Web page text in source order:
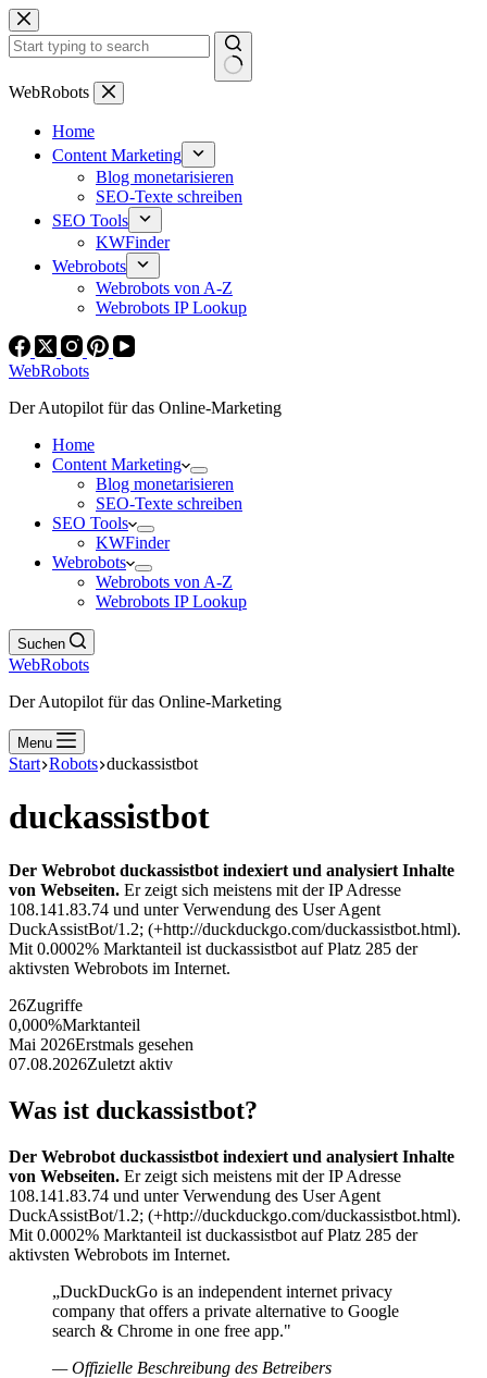
Zum
Inhalt
springen
Keine
WebRobots
Home
Content Marketing
Blog monetarisieren
SEO-Texte schreiben
SEO Tools
KWFinder
Webrobots
Webrobots von A-Z
Webrobots IP Lookup
WebRobots
Der Autopilot für das Online-Marketing
Home
Content Marketing
Blog monetarisieren
SEO-Texte schreiben
SEO Tools
KWFinder
Webrobots
Webrobots von A-Z
Webrobots IP Lookup
Suchen
WebRobots
Der Autopilot für das Online-Marketing
Menu
Start Robots duckassistbot
duckassistbot
Der Webrobot duckassistbot indexiert und analysiert Inhalte
von Webseiten. Er zeigt sich meistens mit der IP Adresse
108.141.83.74 und unter Verwendung des User Agent
DuckAssistBot/1.2; (+http://duckduckgo.com/duckassistbot.html).
Mit 0.0002% Marktanteil ist duckassistbot auf Platz 285 der
aktivsten Webrobots im Internet.
26Zugriffe
0,000%Marktanteil
Mai 2026Erstmals gesehen
07.08.2026Zuletzt aktiv
Was ist duckassistbot?
Der Webrobot duckassistbot indexiert und analysiert Inhalte
von Webseiten. Er zeigt sich meistens mit der IP Adresse
108.141.83.74 und unter Verwendung des User Agent
DuckAssistBot/1.2; (+http://duckduckgo.com/duckassistbot.html).
Mit 0.0002% Marktanteil ist duckassistbot auf Platz 285 der
aktivsten Webrobots im Internet.
„DuckDuckGo is an independent internet privacy
company that offers a private alternative to Google
search & Chrome in one free app."
— Offizielle Beschreibung des Betreibers